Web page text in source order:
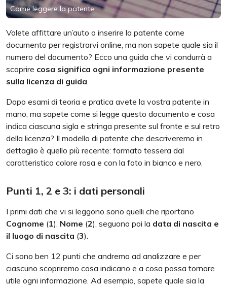
Come leggere la patente
Volete affittare un’auto o inserire la patente come
documento per registrarvi online, ma non sapete quale sia il
numero del documento? Ecco una guida che vi condurrà a
scoprire cosa significa ogni informazione presente
sulla licenza di guida.
Dopo esami di teoria e pratica avete la vostra patente in
mano, ma sapete come si legge questo documento e cosa
indica ciascuna sigla e stringa presente sul fronte e sul retro
della licenza? Il modello di patente che descriveremo in
dettaglio è quello più recente: formato tessera dal
caratteristico colore rosa e con la foto in bianco e nero.
Punti 1, 2 e 3: i dati personali
I primi dati che vi si leggono sono quelli che riportano
Cognome (1), Nome (2), seguono poi la data di nascita e
il luogo di nascita (3).
Ci sono ben 12 punti che andremo ad analizzare e per
ciascuno scopriremo cosa indicano e a cosa possa tornare
utile ogni informazione. Ad esempio, sapete quale sia la